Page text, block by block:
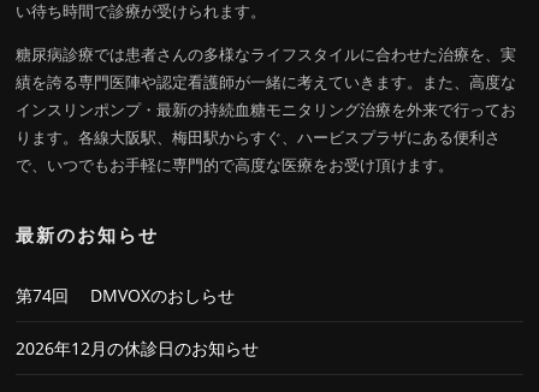
い待ち時間で診療が受けられます。
糖尿病診療では患者さんの多様なライフスタイルに合わせた治療を、実
績を誇る専門医陣や認定看護師が一緒に考えていきます。また、高度な
インスリンポンプ・最新の持続血糖モニタリング治療を外来で行ってお
ります。各線大阪駅、梅田駅からすぐ、ハービスプラザにある便利さ
で、いつでもお手軽に専門的で高度な医療をお受け頂けます。
最新のお知らせ
第74回 DMVOXのおしらせ
2026年12月の休診日のお知らせ